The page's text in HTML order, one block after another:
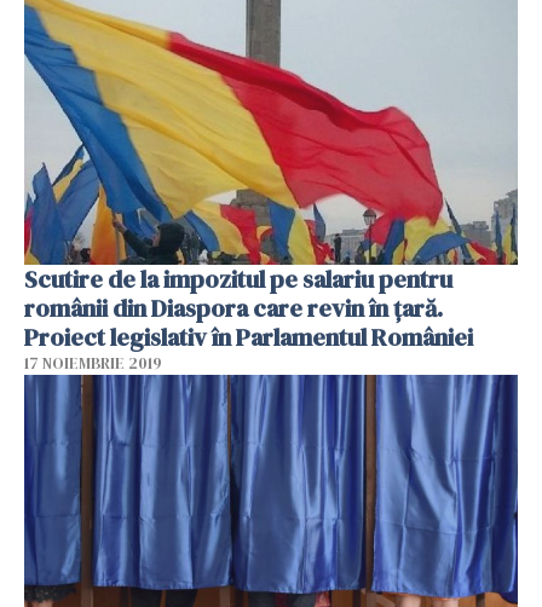
Scutire de la impozitul pe salariu pentru
românii din Diaspora care revin în țară.
Proiect legislativ în Parlamentul României
17 NOIEMBRIE 2019